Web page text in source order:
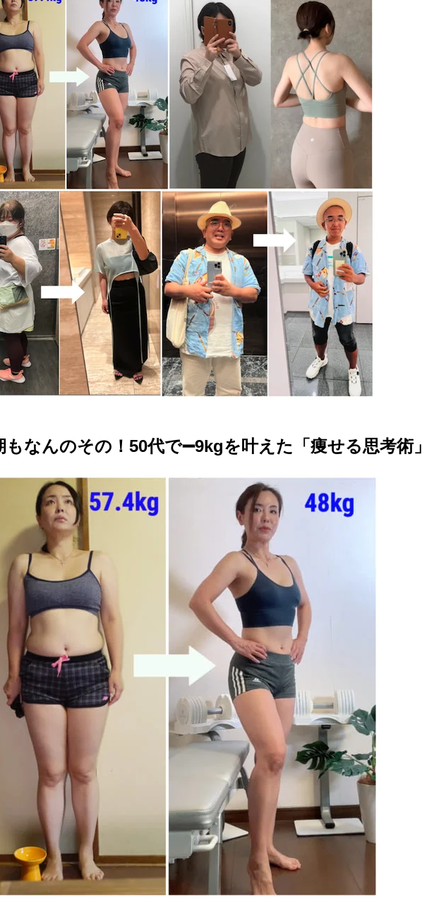
もなんのその！50代で➖9kgを叶えた「痩せる思考術」